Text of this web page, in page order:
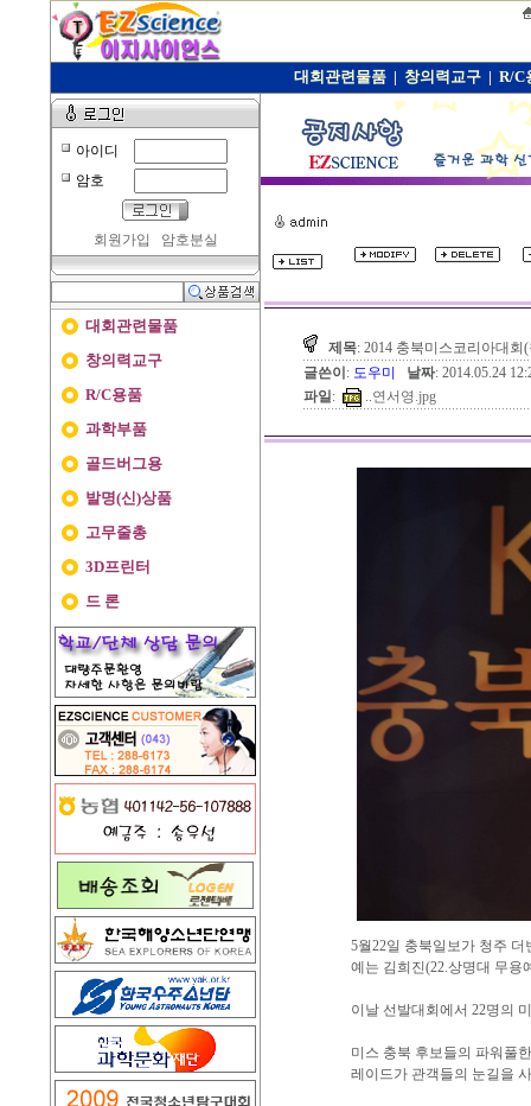
대회관련물품 | 창의력교구 | R/C
아이디
암호
회원가입 암호분실
대회관련물품
창의력교구
R/C용품
과학부품
골드버그용
발명(신)상품
고무줄총
3D프린터
드 론
제목: 2014 충북미스코리아대회
글쓴이 : 도우미 날짜: 2014.05.24
파일: ..연서영.jpg
5월22일 충북일보가 청주
예는 김희진(22.상명대 무용
이날 선발대회에서 22명의
미스 충북 후보들의 파워풀
레이드가 관객들의 눈길을